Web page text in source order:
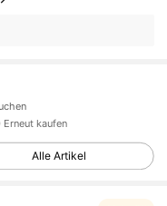
kaufen
Alle Artikel